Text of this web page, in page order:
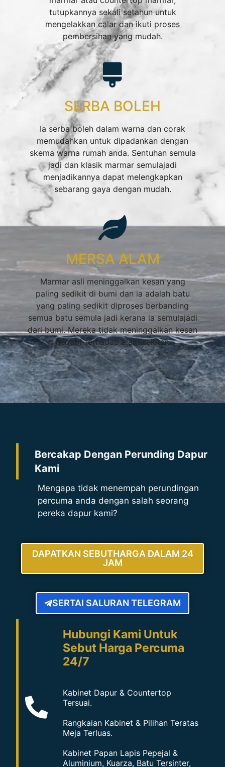
tutupkannya sekali setahun untuk
mengelakkan calar dan ikuti proses
pembersihan yang mudah.
SERBA BOLEH
Ia serba boleh dalam warna dan corak
memudahkan untuk dipadankan dengan
skema warna rumah anda. Sentuhan semula
jadi dan klasik marmar semulajadi
menjadikannya dapat melengkapkan
sebarang gaya dengan mudah.
MERSA ALAM
Marmar asli meninggalkan kesan yang
paling sedikit di bumi dan ia adalah batu
yang paling sedikit diproses berbanding
semua batu semula jadi kerana ia semulajadi
dari bumi. Mereka tidak meninggalkan kesan
negatif terhadap alam sekitar.
Bercakap Dengan Perunding Dapur
Kami
Mengapa tidak menempah perundingan
percuma anda dengan salah seorang
pereka dapur kami?
DAPATKAN SEBUTHARGA DALAM 24
JAM
SERTAI SALURAN TELEGRAM
Hubungi Kami Untuk
Sebut Harga Percuma
24/7
Kabinet Dapur & Countertop
Tersuai.
Rangkaian Kabinet & Pilihan Teratas
Meja Terluas.
Kabinet Papan Lapis Pepejal &
Aluminium, Kuarza, Batu Tersinter,